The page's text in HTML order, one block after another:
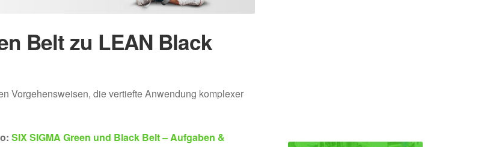
Belt zu LEAN Black
Vorgehensweisen, die vertiefte Anwendung komplexer
SIX SIGMA Green und Black Belt – Aufgaben &